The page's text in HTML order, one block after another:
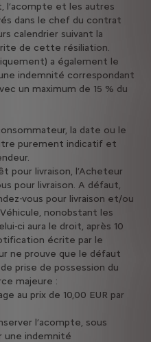
l’acompte et les autres
dans le chef du contrat
calendrier suivant la
de cette résiliation.
a également le
indemnité correspondant
un maximum de 15 % du
la date ou le
purement indicatif et
pour livraison, l’Acheteur
pour livraison. A défaut,
vous pour livraison et/ou
nonobstant les
ci aura le droit, après 10
écrite par le
ne prouve que le défaut
prise de possession du
majeure :
au prix de 10,00 EUR par
l’acompte, sous
une indemnité